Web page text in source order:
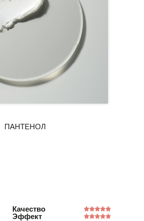
Качество
Эффект